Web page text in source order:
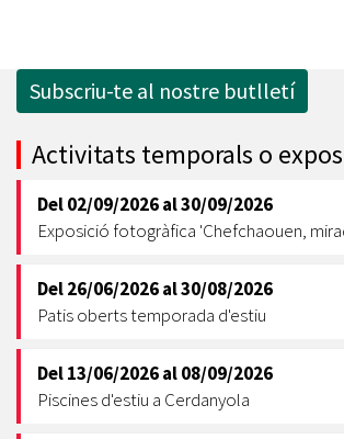
Subscriu-te al nostre butlletí
Activitats temporals o
Del02/09/2026al30/09/2026
Exposició fotogràfica 'Chefchaouen,
Del26/06/2026al30/08/2026
Patis oberts temporada d'estiu
Del13/06/2026al08/09/2026
Piscines d'estiu a Cerdanyola